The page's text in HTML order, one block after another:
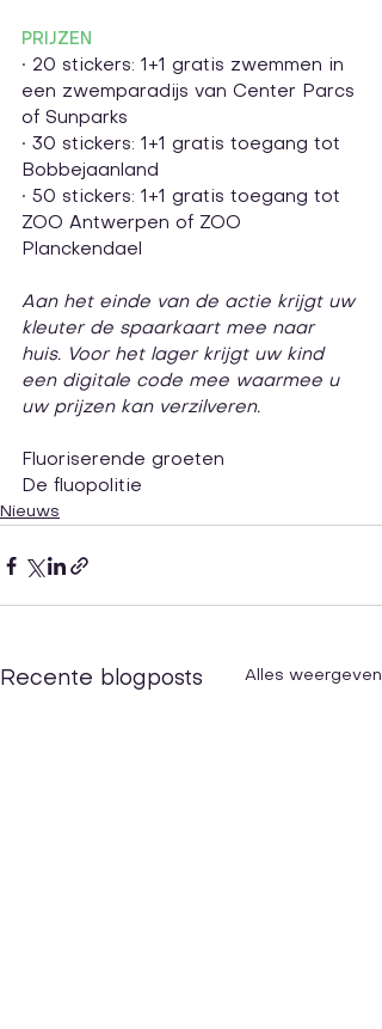
PRIJZEN
• 20 stickers: 1+1 gratis zwemmen in
een zwemparadijs van Center Parcs
of Sunparks
• 30 stickers: 1+1 gratis toegang tot
Bobbejaanland
• 50 stickers: 1+1 gratis toegang tot
ZOO Antwerpen of ZOO
Planckendael
Aan het einde van de actie krijgt uw
kleuter de spaarkaart mee naar
huis. Voor het lager krijgt uw kind
een digitale code mee waarmee u
uw prijzen kan verzilveren.
Fluoriserende groeten
De fluopolitie
Nieuws
Recente blogposts Alles weergeven